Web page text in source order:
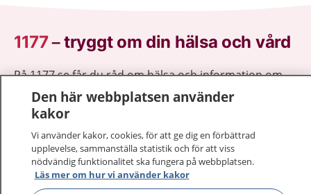
1177–tryggt om din hälsa och vård
På 1177.se får du råd om hälsa och information om
sjukdomar och vilka mottagningar du kan kontakta.
Logga in för att läsa din journal och göra dina
sjukvårdsrådgivning dygnet runt.
1177 ger dig råd när du vill må bättre.
Den här webbplatsen använder
kakor
Vi använder kakor, cookies, för att ge dig en förbättrad
upplevelse, sammanställa statistik och för att viss
nödvändig funktionalitet ska fungera på webbplatsen.
Läs mer om hur vi använder kakor